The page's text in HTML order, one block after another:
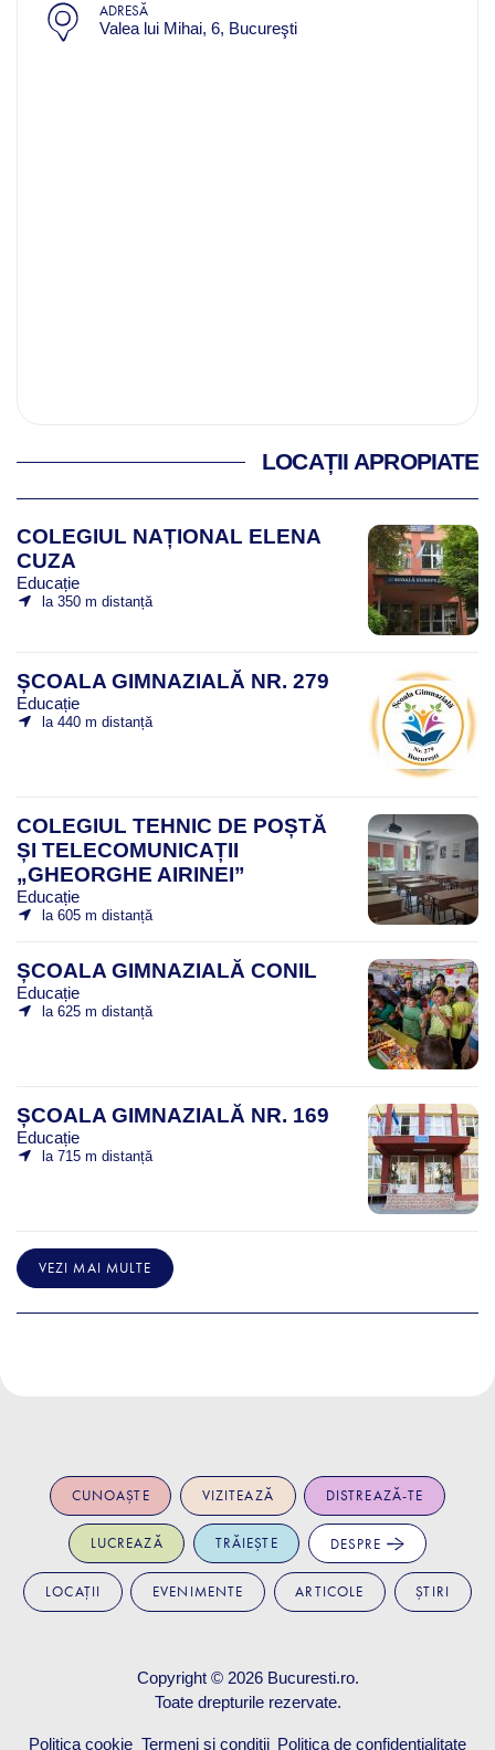
ADRESĂ
Valea lui Mihai, 6, Bucureşti
LOCAȚII APROPIATE
COLEGIUL NAȚIONAL ELENA
CUZA
Educație
la 350 m distanță
ȘCOALA GIMNAZIALĂ NR. 279
Educație
la 440 m distanță
COLEGIUL TEHNIC DE POȘTĂ
ȘI TELECOMUNICAȚII
„GHEORGHE AIRINEI”
Educație
la 605 m distanță
ȘCOALA GIMNAZIALĂ CONIL
Educație
la 625 m distanță
ȘCOALA GIMNAZIALĂ NR. 169
Educație
la 715 m distanță
VEZI MAI MULTE
CUNOAȘTE VIZITEAZĂ DISTREAZĂ-TE
LUCREAZĂ TRĂIEȘTE DESPRE
LOCAȚII EVENIMENTE ARTICOLE ȘTIRI
Copyright © 2026 Bucuresti.ro.
Toate drepturile rezervate.
Politica cookie Termeni și condiții Politica de confidențialitate